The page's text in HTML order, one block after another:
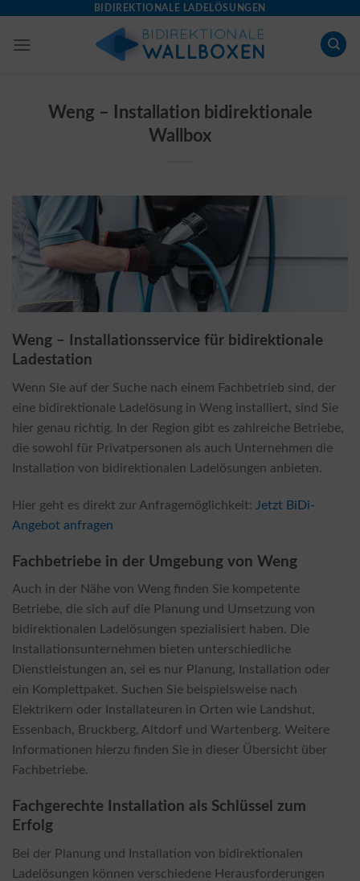
content
BIDIREKTIONALE LADELÖSUNGEN
Weng – Installation bidirektionale
Wallbox
Weng – Installationsservice für bidirektionale
Ladestation
Wenn Sie auf der Suche nach einem Fachbetrieb sind, der
eine bidirektionale Ladelösung in Weng installiert, sind Sie
hier genau richtig. In der Region gibt es zahlreiche Betriebe,
die sowohl für Privatpersonen als auch Unternehmen die
Installation von bidirektionalen Ladelösungen anbieten.
Hier geht es direkt zur Anfragemöglichkeit: Jetzt BiDi-
Angebot anfragen
Fachbetriebe in der Umgebung von Weng
Auch in der Nähe von Weng finden Sie kompetente
Betriebe, die sich auf die Planung und Umsetzung von
bidirektionalen Ladelösungen spezialisiert haben. Die
Installationsunternehmen bieten unterschiedliche
Dienstleistungen an, sei es nur Planung, Installation oder
ein Komplettpaket. Suchen Sie beispielsweise nach
Elektrikern oder Installateuren in Orten wie Landshut,
Essenbach, Bruckberg, Altdorf und Wartenberg. Weitere
Informationen hierzu finden Sie in dieser Übersicht über
Fachbetriebe.
Fachgerechte Installation als Schlüssel zum
Erfolg
Bei der Planung und Installation von bidirektionalen
Ladelösungen können verschiedene Herausforderungen